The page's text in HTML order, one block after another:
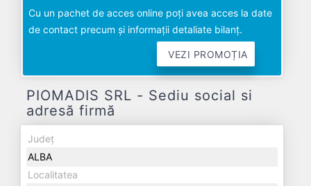
Cu un pachet de acces online poți avea acces la date
de contact precum și informații detaliate bilanț.
VEZI PROMOȚIA
PIOMADIS SRL - Sediu social si
adresă firmă
Județ
ALBA
Localitatea